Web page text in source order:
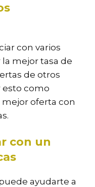
con varios
mejor tasa de
de otros
esto como
mejor oferta con
con un
ayudarte a